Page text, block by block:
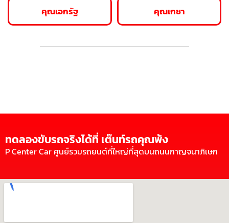
คุณเอกรัฐ คุณเกชา
ทดลองขับรถจริงได้ที่ เต๊นท์รถคุณพ้ง
P Center Car ศูนย์รวมรถยนต์ที่ใหญ่ที่สุดบนถนนกาญจนาภิเษก